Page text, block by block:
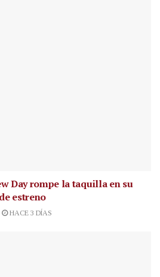
Day rompe la taquilla en su
estreno
HACE 3 DÍAS